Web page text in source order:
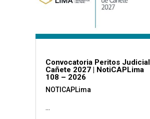
Convocatoria Peritos
Cañete 2027 | NotiCAPLima
108 – 2026
NOTICAPLima
...